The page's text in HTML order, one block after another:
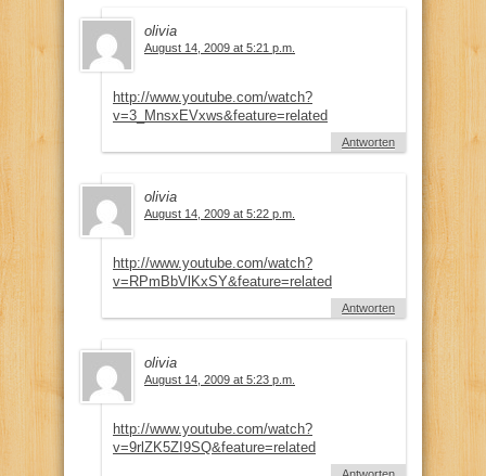
olivia
August 14, 2009 at 5:21 p.m.
http://www.youtube.com/watch?
v=3_MnsxEVxws&feature=related
Antworten
olivia
August 14, 2009 at 5:22 p.m.
http://www.youtube.com/watch?
v=RPmBbVlKxSY&feature=related
Antworten
olivia
August 14, 2009 at 5:23 p.m.
http://www.youtube.com/watch?
v=9rlZK5ZI9SQ&feature=related
Antworten